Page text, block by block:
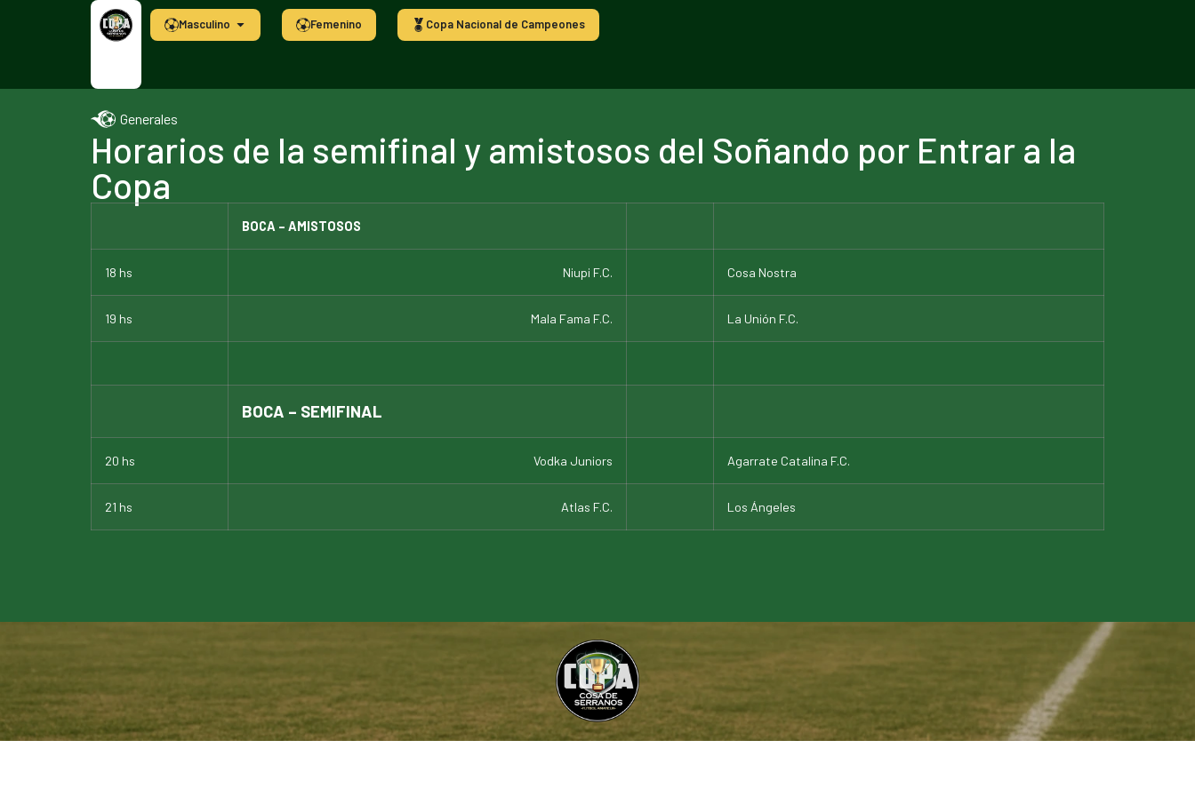
Masculino Femenino Copa Nacional de Campeones
Generales
Horarios de la semifinal y amistosos del Soñando por Entrar a la
Copa
BOCA – AMISTOSOS
18 hs Niupi F.C. Cosa Nostra
19 hs Mala Fama F.C. La Unión F.C.
BOCA – SEMIFINAL
20 hs Vodka Juniors Agarrate Catalina F.C.
21 hs Atlas F.C. Los Ángeles